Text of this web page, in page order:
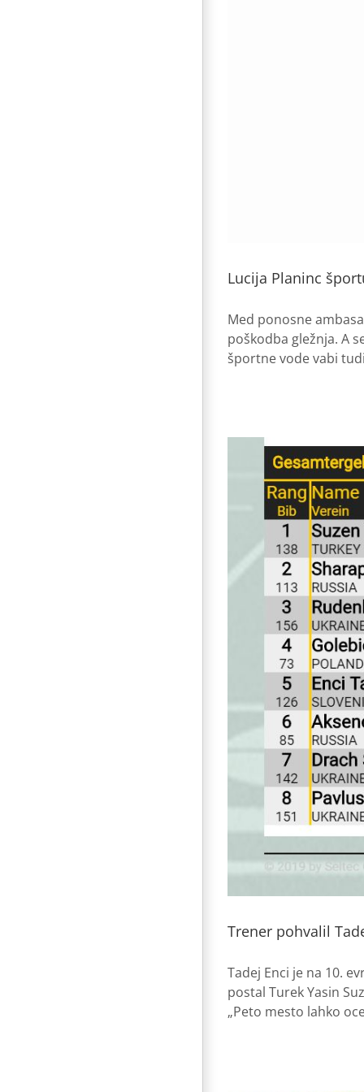
Lucija Planinc
Med ponosne
poškodba gležnja. A
športne vode vabi
Trener pohvalil
Tadej Enci je na 10.
postal Turek Yasin
„Peto mesto lahko